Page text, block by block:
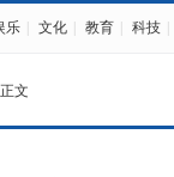
乐 文化 教育 科技
文